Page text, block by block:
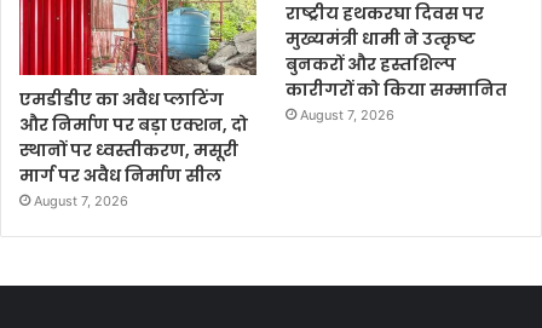
एमडीडीए का अवैध प्लाटिंग
और निर्माण पर बड़ा एक्शन, दो
स्थानों पर ध्वस्तीकरण, मसूरी
मार्ग पर अवैध निर्माण सील
August 7, 2026
राष्ट्रीय हथकरघा दिवस पर
मुख्यमंत्री धामी ने उत्कृष्ट
बुनकरों और हस्तशिल्प
कारीगरों को किया सम्मानित
August 7, 2026